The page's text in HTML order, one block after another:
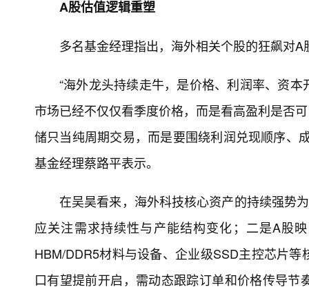
A股估值逻辑重塑
多名基金经理指出，海外相关个股的狂飙对
“海外龙头持续走牛，是价格、利润率、资
市场已经不仅仅看季度价格，而是看高盈利是否
储只当纯周期交易，而是要围绕利润兑现顺序、
基金经理蔡路平表示。
在吴昊看来，海外科技核心资产的持续强势
应关注需求持续性与产能结构变化；二是A股
HBM/DDR5材料与设备、企业级SSD主控芯片
口有望提前开启，需动态跟踪订单和价格传导